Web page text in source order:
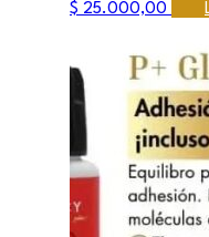
$ 25.000,00